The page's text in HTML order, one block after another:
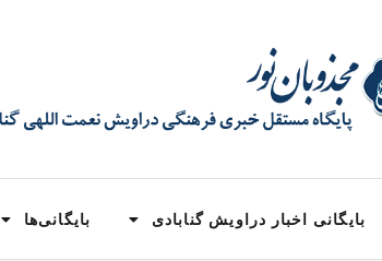
بایگانی اخبار دراویش گنابادی بایگانی‌ها